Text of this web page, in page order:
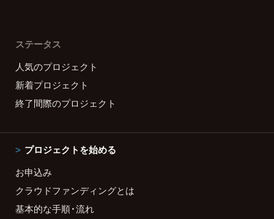
ステータス
人気のプロジェクト
新着プロジェクト
終了間際のプロジェクト
プロジェクトを始める
お申込み
クラウドファンディングとは
基本的な手順・流れ